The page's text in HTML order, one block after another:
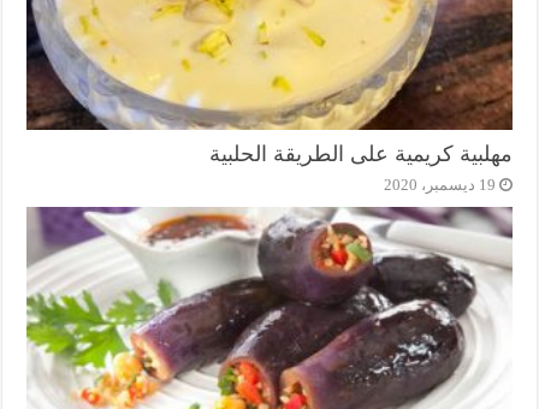
مهلبية كريمية على الطريقة الحلبية
19 ديسمبر، 2020